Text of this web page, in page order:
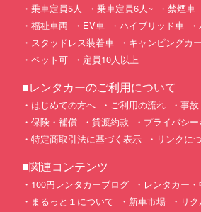
乗車定員5人
乗車定員6人~ 禁煙車
福祉車両
EV車 ハイブリッド車
スタッドレス装着車
キャンピングカー
ペット可
定員10人以上
■レンタカーのご利用について
はじめての方へ ご利用の流れ 事
保険・補償
貸渡約款
プライバシ
特定商取引法に基づく表示
リンクに
■関連コンテンツ
100円レンタカーブログ
レンタカー
まるっと１について
新車市場
リ